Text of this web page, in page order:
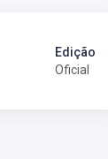
Edição
Oficial